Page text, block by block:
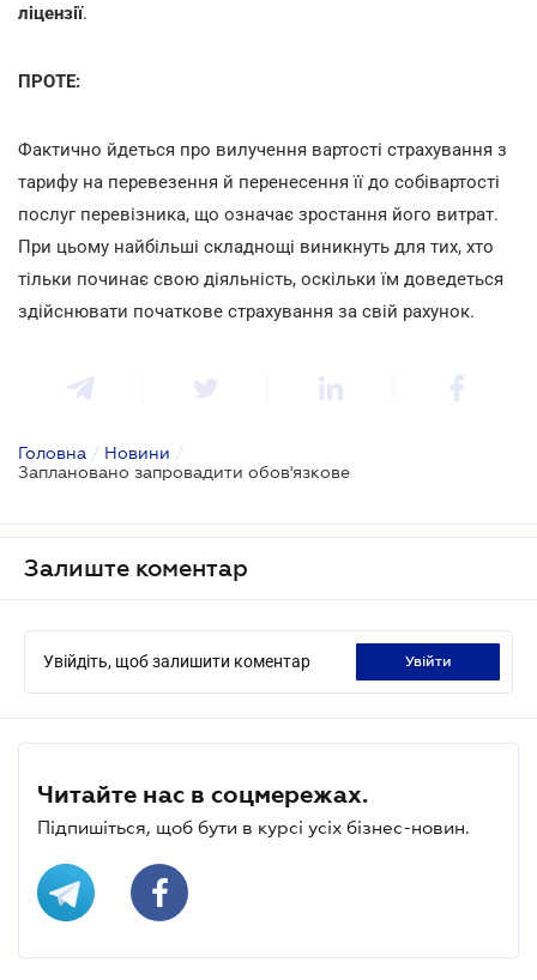
ліцензії.
ПРОТЕ:
Фактично йдеться про вилучення вартості страхування з
тарифу на перевезення й перенесення її до собівартості
послуг перевізника, що означає зростання його витрат.
При цьому найбільші складнощі виникнуть для тих, хто
тільки починає свою діяльність, оскільки їм доведеться
здійснювати початкове страхування за свій рахунок.
Головна / Новини /
Заплановано запровадити обов'язкове
Залиште коментар
Увійдіть, щоб залишити коментар увійти
Читайте нас в соцмережах.
Підпишіться, щоб бути в курсі усіх бізнес-новин.